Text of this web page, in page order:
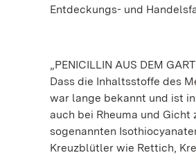
Entdeckungs- und
„PENICILLIN AUS DEM
Dass die Inhaltsstoffe des
war lange bekannt und ist
auch bei Rheuma und
sogenannten
Kreuzblütler wie Rettich,